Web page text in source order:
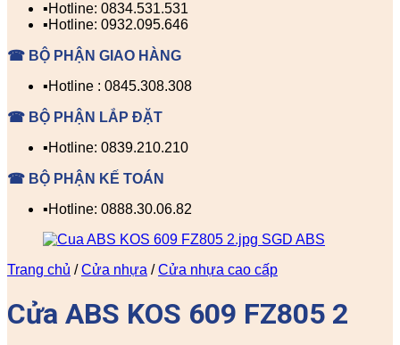
▪️Hotline: 0834.531.531
▪️Hotline: 0932.095.646
☎ BỘ PHẬN GIAO HÀNG
▪️Hotline : 0845.308.308
☎ BỘ PHẬN LẮP ĐẶT
▪️Hotline: 0839.210.210
☎ BỘ PHẬN KẾ TOÁN
▪️Hotline: 0888.30.06.82
Trang chủ / Cửa nhựa / Cửa nhựa cao cấp
Cửa ABS KOS 609 FZ805 2